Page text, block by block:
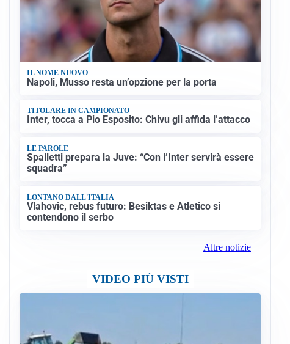
IL NOME NUOVO
Napoli, Musso resta un’opzione per la porta
TITOLARE IN CAMPIONATO
Inter, tocca a Pio Esposito: Chivu gli affida l’attacco
LE PAROLE
Spalletti prepara la Juve: “Con l’Inter servirà essere
squadra”
LONTANO DALL'ITALIA
Vlahovic, rebus futuro: Besiktas e Atletico si
contendono il serbo
Altre notizie
VIDEO PIÙ VISTI